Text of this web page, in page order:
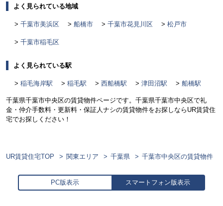
よく見られている地域
千葉市美浜区 船橋市 千葉市花見川区 松戸市
千葉市稲毛区
よく見られている駅
稲毛海岸駅 稲毛駅 西船橋駅 津田沼駅 船橋駅
千葉県千葉市中央区の賃貸物件ページです。千葉県千葉市中央区で礼
金・仲介手数料・更新料・保証人ナシの賃貸物件をお探しならUR賃貸住
宅でお探しください！
UR賃貸住宅TOP 関東エリア 千葉県 千葉市中央区の賃貸物件
PC版表示 スマートフォン版表示